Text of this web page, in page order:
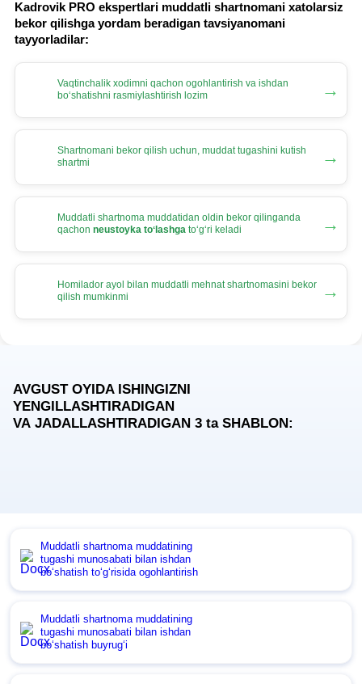
Kadrovik PRO ekspertlari muddatli shartnomani хatolarsiz
bekor qilishga yordam beradigan tavsiyanomani
tayyorladilar:
Vaqtinchalik хodimni qachon ogohlantirish va ishdan
boʻshatishni rasmiylashtirish lozim
→
Shartnomani bekor qilish uchun, muddat tugashini kutish
shartmi
→
Muddatli shartnoma muddatidan oldin bekor qilinganda
qachon neustoyka toʻlashga toʻgʻri keladi →
Homilador ayol bilan muddatli mehnat shartnomasini bekor
qilish mumkinmi
→
AVGUST OYIDA ISHINGIZNI
YENGILLASHTIRADIGAN
VA JADALLASHTIRADIGAN 3 taSHABLON:
Muddatli shartnoma muddatining
tugashi munosabati bilan ishdan
boʻshatish toʻgʻrisida ogohlantirish
Muddatli shartnoma muddatining
tugashi munosabati bilan ishdan
boʻshatish buyrugʻi